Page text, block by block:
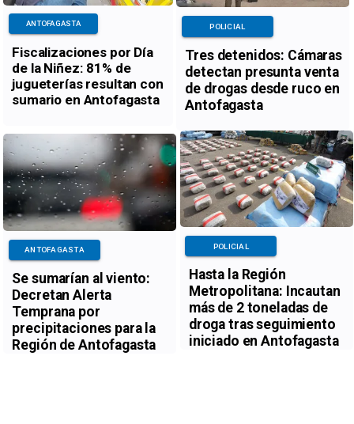
Fiscalizaciones por Día
de la Niñez: 81% de
jugueterías resultan con
sumario en Antofagasta
ANTOFAGASTA
Tres detenidos: Cámaras
detectan presunta venta
de drogas desde ruco en
Antofagasta
POLICIAL
Se sumarían al viento:
Decretan Alerta
Temprana por
precipitaciones para la
Región de Antofagasta
ANTOFAGASTA
Hasta la Región
Metropolitana: Incautan
más de 2 toneladas de
droga tras seguimiento
iniciado en Antofagasta
POLICIAL